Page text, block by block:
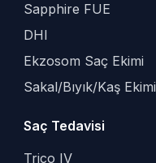
Sapphire FUE
DHI
Ekzosom Saç Ekimi
Sakal/Bıyık/Kaş Ekimi
Saç Tedavisi
Trico IV